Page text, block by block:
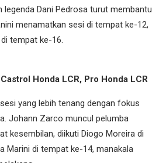
legenda Dani Pedrosa turut membantu
menamatkan sesi di tempat ke-12,
tempat ke-16.
Honda LCR, Pro Honda LCR
yang lebih tenang dengan fokus
Johann Zarco muncul pelumba
kesembilan, diikuti Diogo Moreira di
Marini di tempat ke-14, manakala